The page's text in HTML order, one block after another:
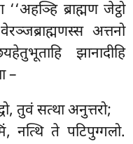
ब्राह्मण जेट्ठो
अत्तनो
झानादीहि
–
तुवं सत्था अनुत्तरो;
नत्थि ते पटिपुग्गलो.